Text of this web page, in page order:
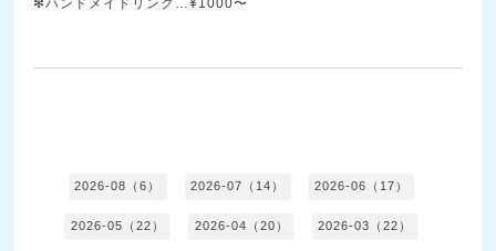
✻ハンドメイドリング…¥1000〜
2026-08（6） 2026-07（14） 2026-06（17）
2026-05（22） 2026-04（20） 2026-03（22）